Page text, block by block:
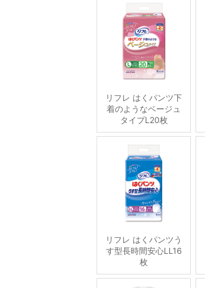
リフレ はくパンツ下
着のようなベージュ
タイプL20枚
リフレ はくパンツう
す型長時間安心LL16
枚